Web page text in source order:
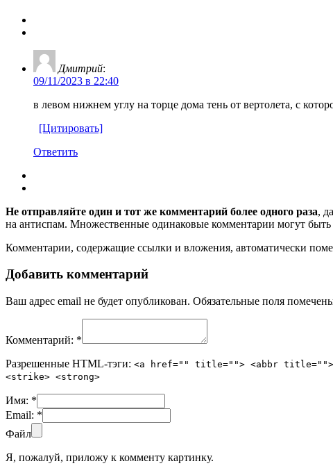
Дмитрий:
09/11/2023 в 22:40
в левом нижнем углу на торце дома тень от вертолета, с
[Цитировать]
Ответить
Не отправляйте один и тот же комментарий более одного раза,
на антиспам. Множественные одинаковые комментарии могут быть
Комментарии, содержащие ссылки и вложения, автоматически
Добавить комментарий
Ваш адрес email не будет опубликован. Обязательные поля
Комментарий: *
Разрешенные HTML-тэги: <a href="" title=""> <abbr title="">
<strike> <strong>
Имя: *
Email: *
Файл
Я, пожалуй, приложу к комменту картинку.